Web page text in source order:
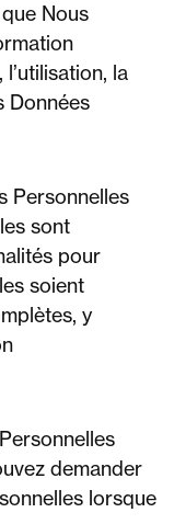
Nous
la
Données
Personnelles
sont
pour
soient
y
demander
lorsque